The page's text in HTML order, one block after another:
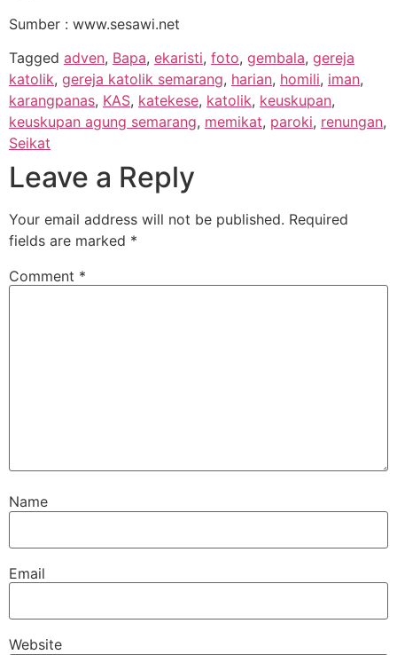
Sumber : www.sesawi.net
Tagged adven, Bapa, ekaristi, foto, gembala, gereja
katolik, gereja katolik semarang, harian, homili, iman,
karangpanas, KAS, katekese, katolik, keuskupan,
keuskupan agung semarang, memikat, paroki, renungan,
Seikat
Leave a Reply
Your email address will not be published. Required
fields are marked *
Comment *
Name
Email
Website